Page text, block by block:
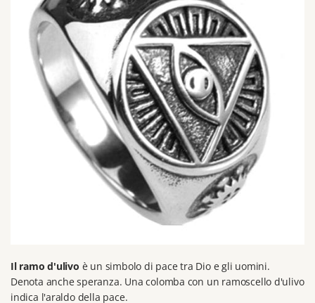
Il ramo d'ulivo è un simbolo di pace tra Dio e gli uomini.
Denota anche speranza. Una colomba con un ramoscello d'ulivo
indica l'araldo della pace.